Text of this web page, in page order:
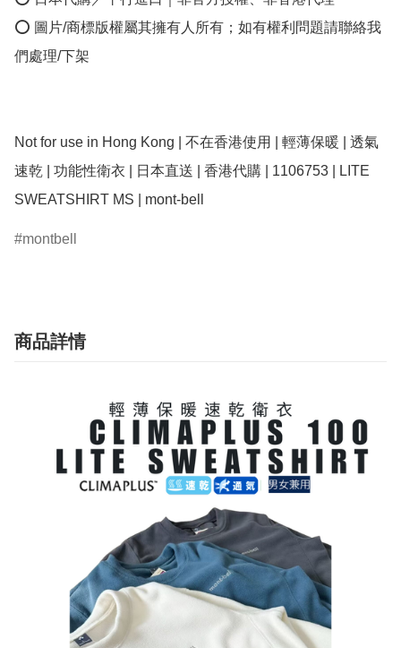
⭕ 圖片/商標版權屬其擁有人所有；如有權利問題請聯絡我
們處理/下架
Not for use in Hong Kong | 不在香港使用 | 輕薄保暖 | 透氣
速乾 | 功能性衛衣 | 日本直送 | 香港代購 | 1106753 | LITE
montbell
商品詳情